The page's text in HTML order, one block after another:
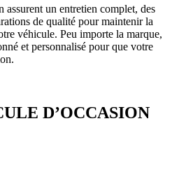
un entretien complet, des
de qualité pour maintenir la
véhicule. Peu importe la marque,
et personnalisé pour que votre
D’OCCASION